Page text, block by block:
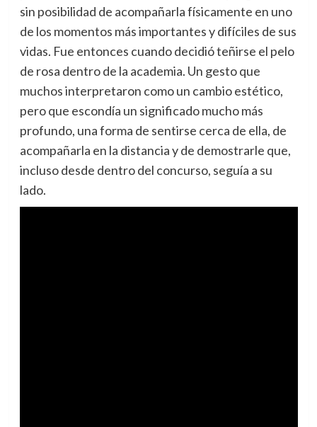
sin posibilidad de acompañarla físicamente en uno
de los momentos más importantes y difíciles de sus
vidas. Fue entonces cuando decidió teñirse el pelo
de rosa dentro de la academia. Un gesto que
muchos interpretaron como un cambio estético,
pero que escondía un significado mucho más
profundo, una forma de sentirse cerca de ella, de
acompañarla en la distancia y de demostrarle que,
incluso desde dentro del concurso, seguía a su
lado.